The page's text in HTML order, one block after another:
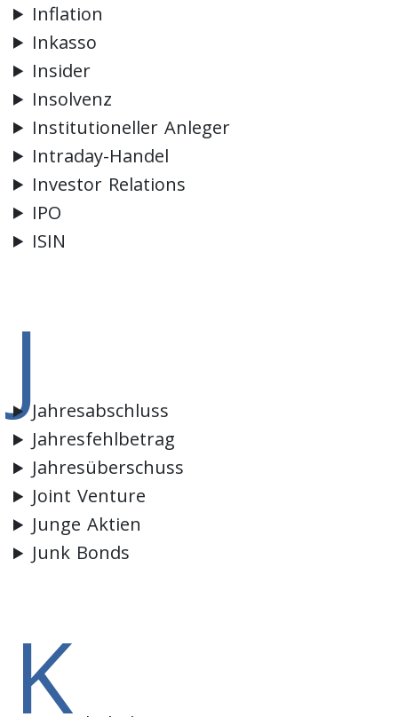
Inflation
Inkasso
Insider
Insolvenz
Institutioneller Anleger
Intraday-Handel
Investor Relations
IPO
ISIN
JJahresabschluss
Jahresfehlbetrag
Jahresüberschuss
Joint Venture
Junge Aktien
Junk Bonds
K